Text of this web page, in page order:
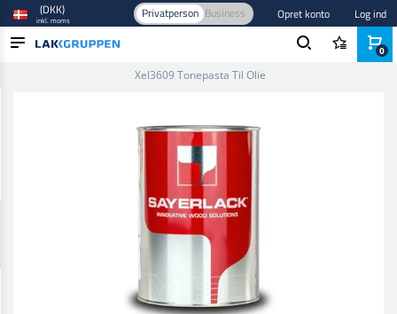
(DKK)
inkl. moms Privatperson Business Opret konto Log ind
Xel3609 Tonepasta Til Olie
0